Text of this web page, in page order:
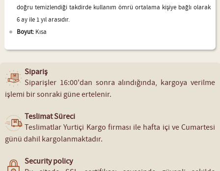
doğru temizlendiği takdirde kullanım ömrü ortalama kişiye bağlı olarak
6 ay ile 1 yıl arasıdır.
Boyut: Kısa
Sipariş
Siparişler 16:00'dan sonra alındığında, kargoya verilme
işlemi bir sonraki güne ertelenir.
Teslimat Süreci
Teslimatlar Yurtiçi Kargo firması ile hafta içi ve Cumartesi
günü dahil kargolanmaktadır.
Security policy